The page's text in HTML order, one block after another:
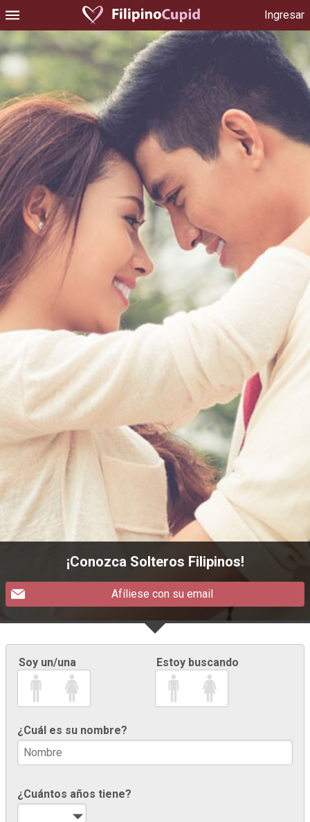
Ingresar
¡Conozca Solteros Filipinos!
Afíliese con su email
Soy un/una Estoy buscando
¿Cuál es su nombre?
¿Cuántos años tiene?